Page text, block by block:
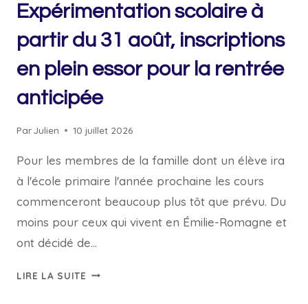
Expérimentation scolaire à
partir du 31 août, inscriptions
en plein essor pour la rentrée
anticipée
ParJulien 10 juillet 2026
Pour les membres de la famille dont un élève ira
à l'école primaire l'année prochaine les cours
commenceront beaucoup plus tôt que prévu. Du
moins pour ceux qui vivent en Émilie-Romagne et
ont décidé de…
LIRE LA SUITE EXPÉRIMENTATION